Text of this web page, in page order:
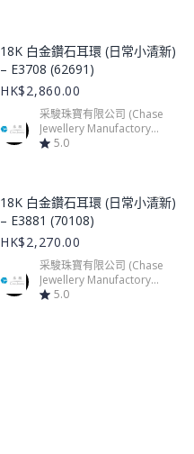
Product Image
18K 白金鑽石耳環 (日常小清新)
– E3708 (62691)
HK$2,860.00
采駿珠寶有限公司 (Chase
Jewellery Manufactory
Limited)
5.0
Product Image
18K 白金鑽石耳環 (日常小清新)
– E3881 (70108)
HK$2,270.00
采駿珠寶有限公司 (Chase
Jewellery Manufactory
Limited)
5.0